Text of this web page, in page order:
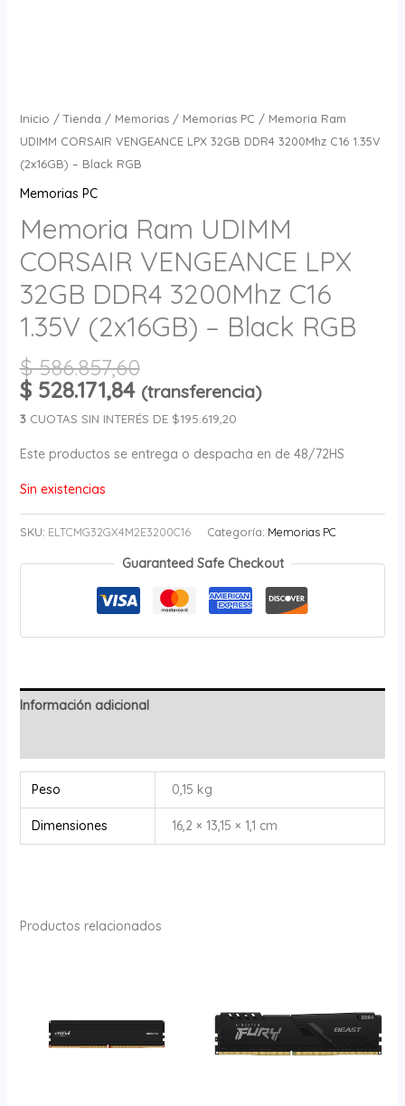
Inicio /Tienda / Memorias/ Memorias PC / Memoria Ram
UDIMM CORSAIR VENGEANCE LPX 32GB DDR4 3200Mhz C16 1.35V
(2x16GB) – Black RGB
Memorias PC
Memoria Ram UDIMM
CORSAIR VENGEANCE LPX
32GB DDR4 3200Mhz C16
1.35V (2x16GB) – Black RGB
$586.857,60
$528.171,84 (transferencia)
3CUOTAS SIN INTERÉS DE $195.619,20
Este productos se entrega o despacha en de 48/72HS
Sin existencias
SKU: ELTCMG32GX4M2E3200C16 Categoría: Memorias PC
Guaranteed Safe Checkout
Información adicional
Peso 0,15 kg
Dimensiones 16,2 × 13,15 × 1,1 cm
Productos relacionados